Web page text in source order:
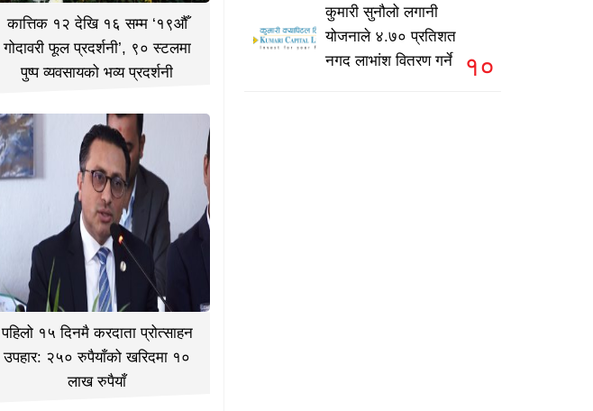
कात्तिक १२ देखि १६ सम्म ‘१९औँ
गोदावरी फूल प्रदर्शनी’, ९० स्टलमा
पुष्प व्यवसायको भव्य प्रदर्शनी
पहिलो १५ दिनमै करदाता प्रोत्साहन
उपहार: २५० रुपैयाँको खरिदमा १०
लाख रुपैयाँ
कुमारी सुनौलो लगानी
योजनाले ४.७० प्रतिशत
नगद लाभांश वितरण गर्ने
१०